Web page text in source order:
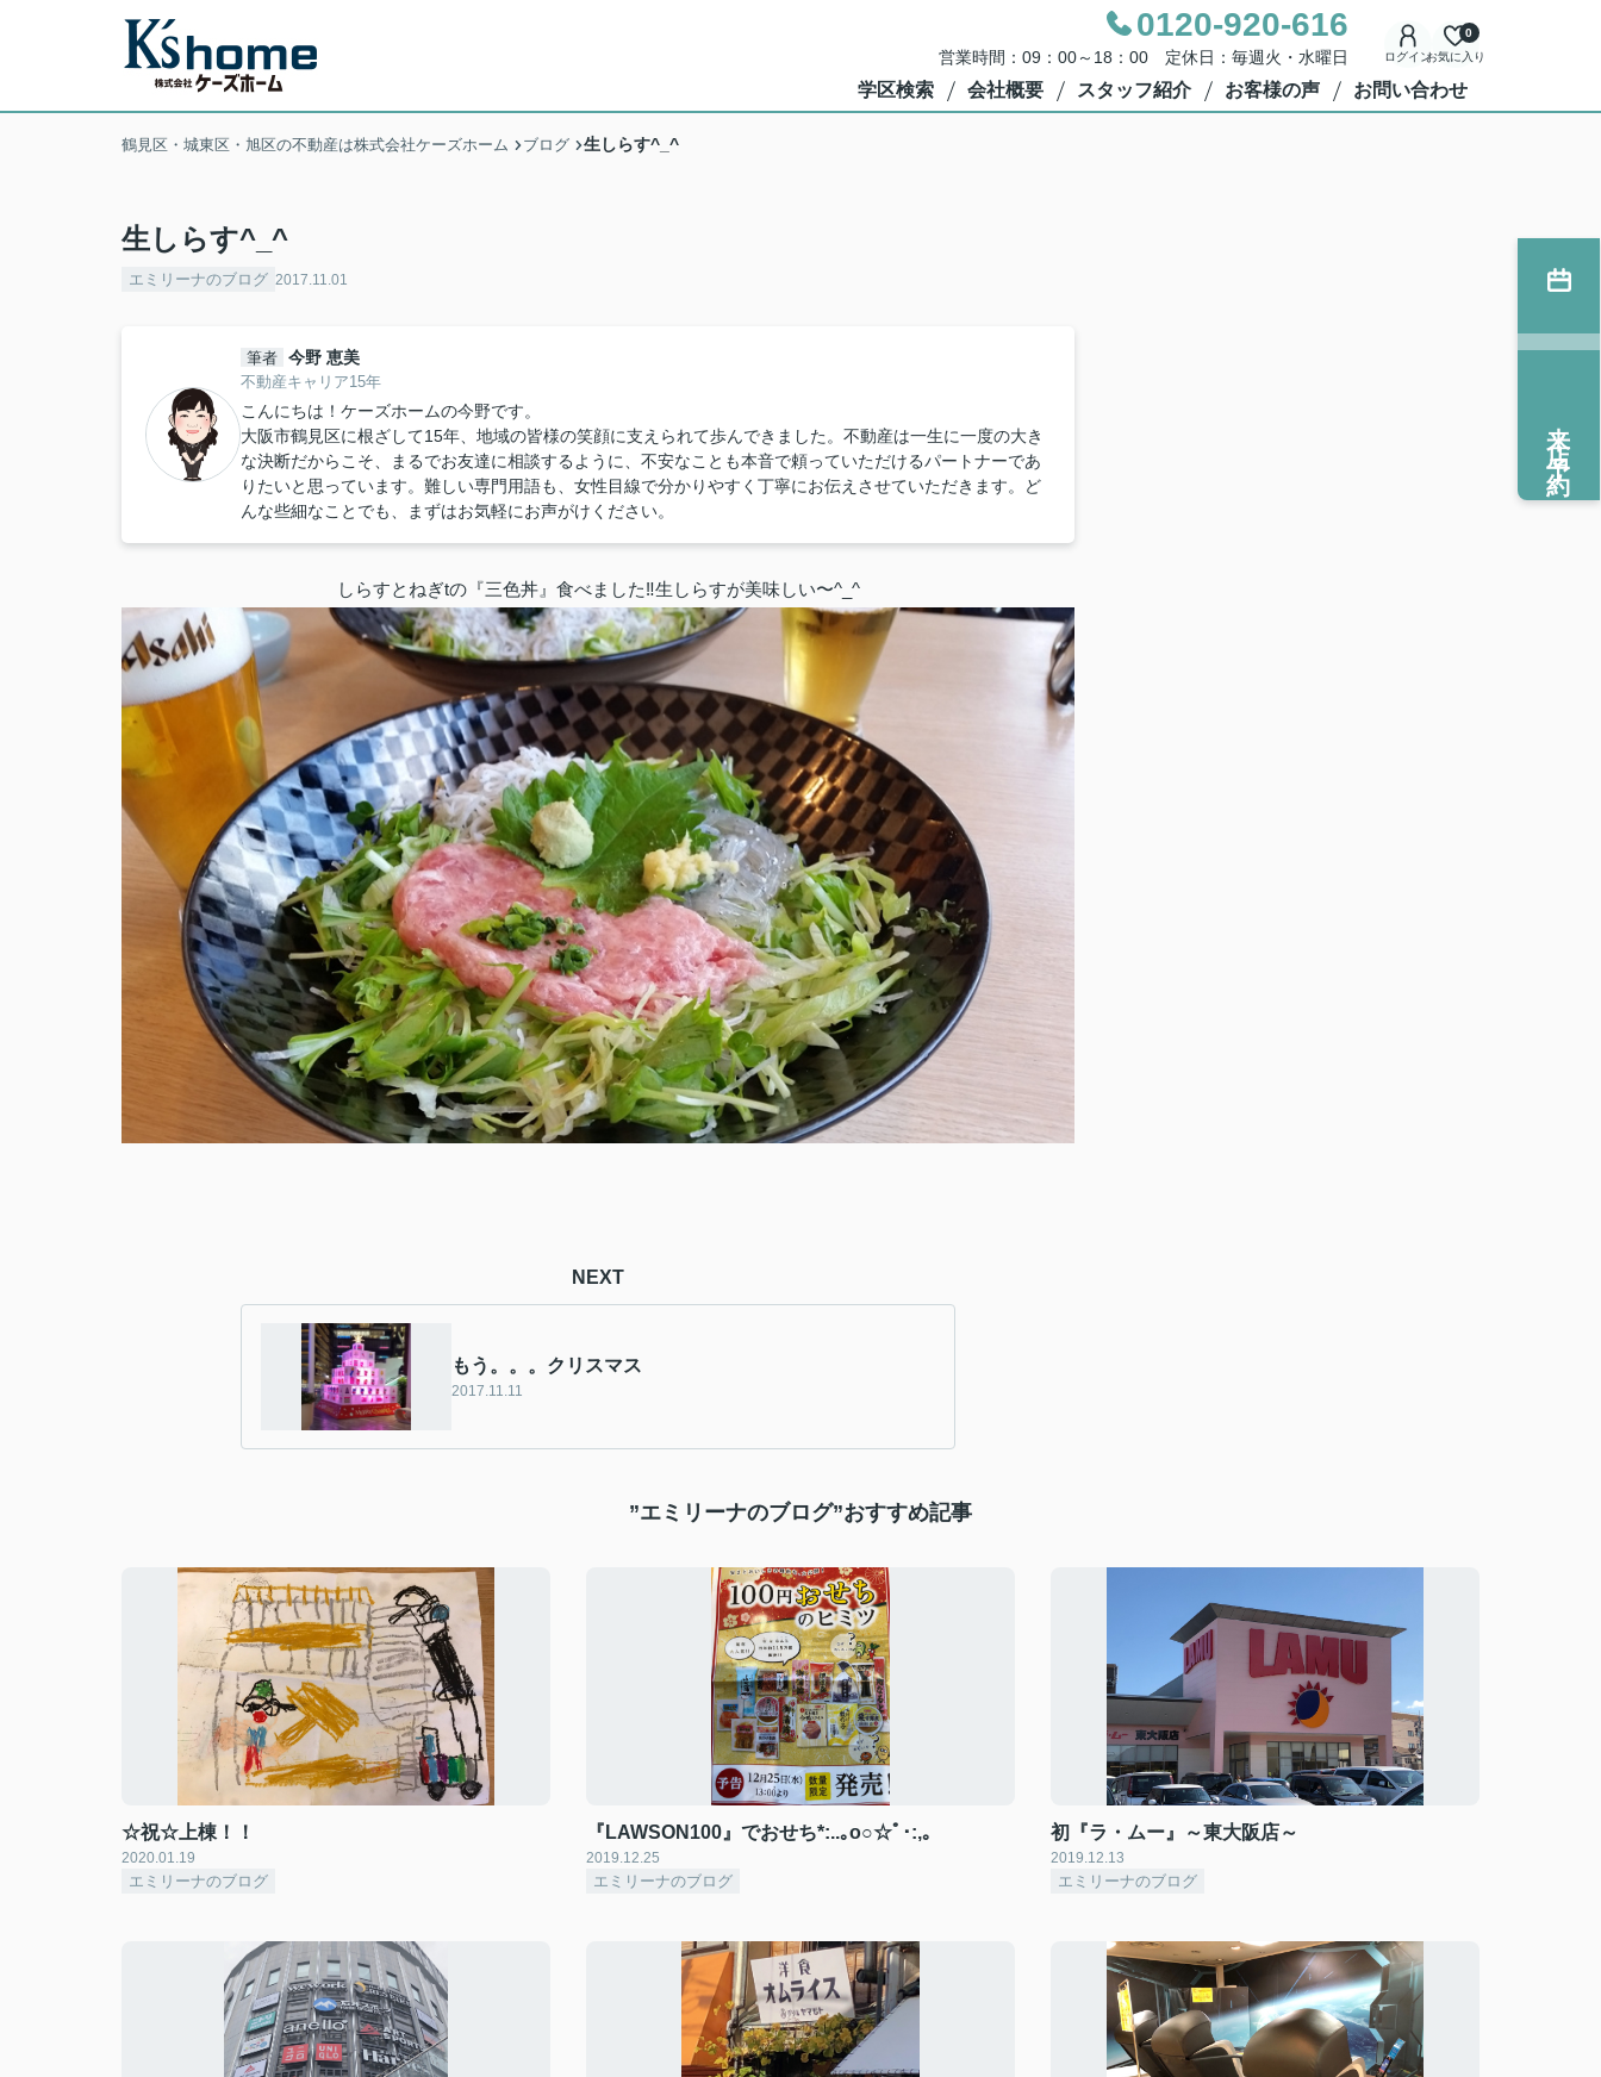
0120-920-616
営業時間：09：00～18：00 定休日：毎週火・水曜日 ログインお気に入り
0
学区検索 会社概要 スタッフ紹介 お客様の声 お問い合わせ
鶴見区・城東区・旭区の不動産は株式会社ケーズホーム ブログ 生しらす^_^
生しらす^_^
エミリーナのブログ 2017.11.01
筆者 今野 恵美
不動産キャリア15年
こんにちは！ケーズホームの今野です。
大阪市鶴見区に根ざして15年、地域の皆様の笑顔に支えられて歩んできました。不動産は一生に一度の大き
な決断だからこそ、まるでお友達に相談するように、不安なことも本音で頼っていただけるパートナーであ
りたいと思っています。難しい専門用語も、女性目線で分かりやすく丁寧にお伝えさせていただきます。ど
んな些細なことでも、まずはお気軽にお声がけください。
しらすとねぎtの『三色丼』食べました‼️生しらすが美味しい〜^_^
NEXT
もう。。。クリスマス
2017.11.11
”エミリーナのブログ”おすすめ記事
☆祝☆上棟！！
2020.01.19
エミリーナのブログ
『LAWSON100』でおせち*:..｡o○☆ﾟ･:,｡
2019.12.25
エミリーナのブログ
初『ラ・ムー』～東大阪店～
2019.12.13
エミリーナのブログ
来店予約